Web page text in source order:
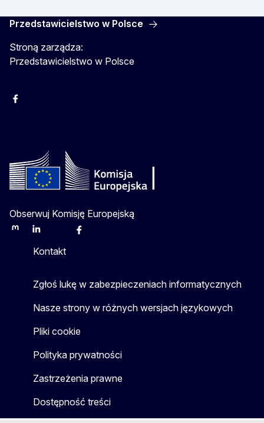
Przedstawicielstwo w Polsce
Stroną zarządza:
Przedstawicielstwo w Polsce
Facebook
Obserwuj Komisję Europejską
MastodonLinkedInBlueskyFacebook
Kontakt
Zgłoś lukę w zabezpieczeniach informatycznych
Nasze strony w różnych wersjach językowych
Pliki cookie
Polityka prywatności
Zastrzeżenia prawne
Dostępność treści